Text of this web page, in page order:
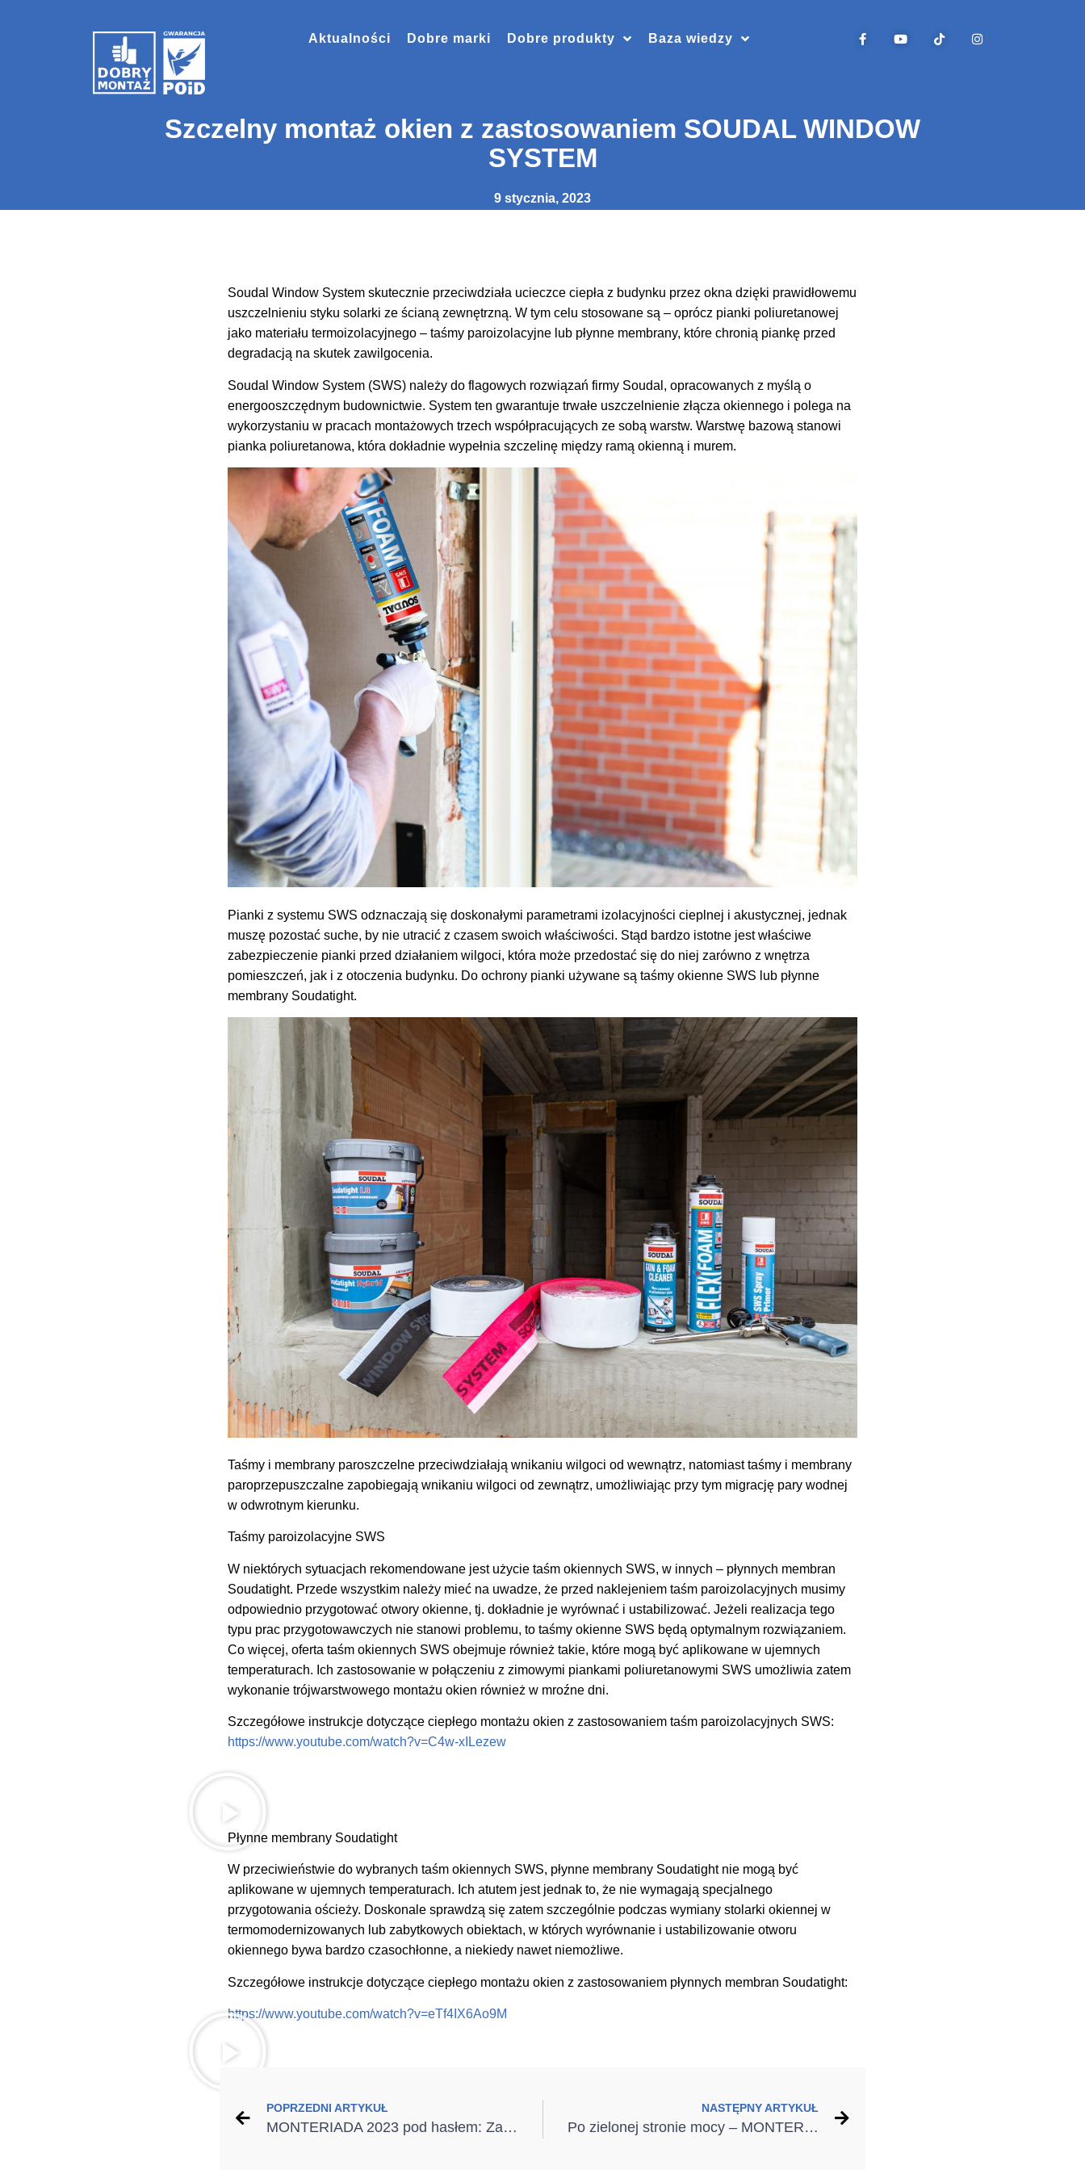
Aktualności Dobre marki Dobre produkty Baza wiedzy
Szczelny montaż okien z zastosowaniem SOUDAL WINDOW
SYSTEM
9 stycznia, 2023
Soudal Window System skutecznie przeciwdziała ucieczce ciepła z budynku przez okna dzięki prawidłowemu
uszczelnieniu styku solarki ze ścianą zewnętrzną. W tym celu stosowane są – oprócz pianki poliuretanowej
jako materiału termoizolacyjnego – taśmy paroizolacyjne lub płynne membrany, które chronią piankę przed
degradacją na skutek zawilgocenia.
Soudal Window System (SWS) należy do flagowych rozwiązań firmy Soudal, opracowanych z myślą o
energooszczędnym budownictwie. System ten gwarantuje trwałe uszczelnienie złącza okiennego i polega na
wykorzystaniu w pracach montażowych trzech współpracujących ze sobą warstw. Warstwę bazową stanowi
pianka poliuretanowa, która dokładnie wypełnia szczelinę między ramą okienną i murem.
Pianki z systemu SWS odznaczają się doskonałymi parametrami izolacyjności cieplnej i akustycznej, jednak
muszę pozostać suche, by nie utracić z czasem swoich właściwości. Stąd bardzo istotne jest właściwe
zabezpieczenie pianki przed działaniem wilgoci, która może przedostać się do niej zarówno z wnętrza
pomieszczeń, jak i z otoczenia budynku. Do ochrony pianki używane są taśmy okienne SWS lub płynne
membrany Soudatight.
Taśmy i membrany paroszczelne przeciwdziałają wnikaniu wilgoci od wewnątrz, natomiast taśmy i membrany
paroprzepuszczalne zapobiegają wnikaniu wilgoci od zewnątrz, umożliwiając przy tym migrację pary wodnej
w odwrotnym kierunku.
Taśmy paroizolacyjne SWS
W niektórych sytuacjach rekomendowane jest użycie taśm okiennych SWS, w innych – płynnych membran
Soudatight. Przede wszystkim należy mieć na uwadze, że przed naklejeniem taśm paroizolacyjnych musimy
odpowiednio przygotować otwory okienne, tj. dokładnie je wyrównać i ustabilizować. Jeżeli realizacja tego
typu prac przygotowawczych nie stanowi problemu, to taśmy okienne SWS będą optymalnym rozwiązaniem.
Co więcej, oferta taśm okiennych SWS obejmuje również takie, które mogą być aplikowane w ujemnych
temperaturach. Ich zastosowanie w połączeniu z zimowymi piankami poliuretanowymi SWS umożliwia zatem
wykonanie trójwarstwowego montażu okien również w mroźne dni.
Szczegółowe instrukcje dotyczące ciepłego montażu okien z zastosowaniem taśm paroizolacyjnych SWS:
https://www.youtube.com/watch?v=C4w-xILezew
Płynne membrany Soudatight
W przeciwieństwie do wybranych taśm okiennych SWS, płynne membrany Soudatight nie mogą być
aplikowane w ujemnych temperaturach. Ich atutem jest jednak to, że nie wymagają specjalnego
przygotowania ościeży. Doskonale sprawdzą się zatem szczególnie podczas wymiany stolarki okiennej w
termomodernizowanych lub zabytkowych obiektach, w których wyrównanie i ustabilizowanie otworu
okiennego bywa bardzo czasochłonne, a niekiedy nawet niemożliwe.
Szczegółowe instrukcje dotyczące ciepłego montażu okien z zastosowaniem płynnych membran Soudatight:
https://www.youtube.com/watch?v=eTf4IX6Ao9M
POPRZEDNI ARTYKUŁ
MONTERIADA 2023 pod hasłem: Zadbaj o ciepły dom
NASTĘPNY ARTYKUŁ
Po zielonej stronie mocy – MONTERIADA 2023 na targach BUDMA